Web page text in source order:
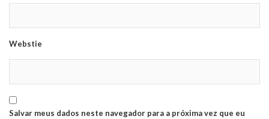
Webstie
Salvar meus dados neste navegador para a próxima vez que eu